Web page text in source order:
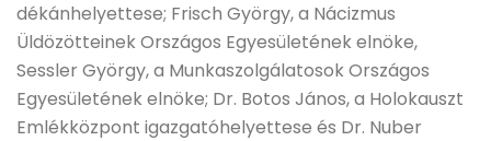
dékánhelyettese; Frisch György, a Nácizmus
Üldözötteinek Országos Egyesületének elnöke,
Sessler György, a Munkaszolgálatosok Országos
Egyesületének elnöke; Dr. Botos János, a Holokauszt
Emlékközpont igazgatóhelyettese és Dr. Nuber